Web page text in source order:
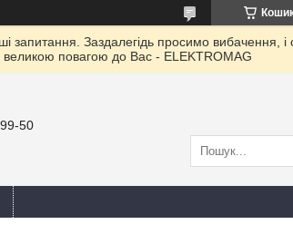
запитання. Заздалегідь просимо вибачення,
великою повагою до Ваc - ELEKTROMAG
50